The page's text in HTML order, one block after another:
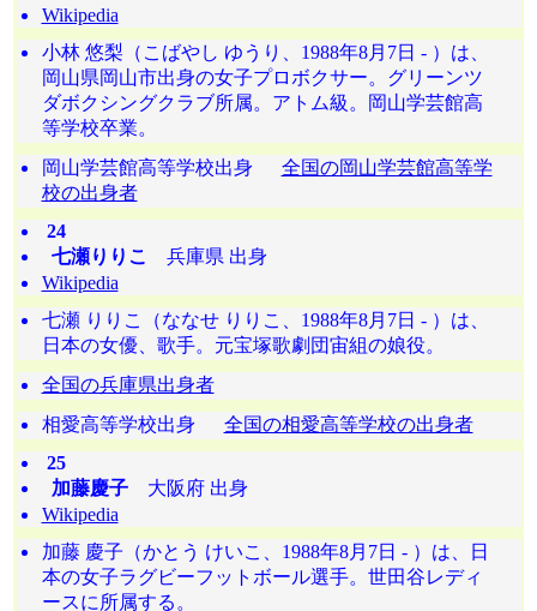
Wikipedia
小林 悠梨（こばやし ゆうり、1988年8月7日 - ）は、
岡山県岡山市出身の女子プロボクサー。グリーンツ
ダボクシングクラブ所属。アトム級。岡山学芸館高
等学校卒業。
岡山学芸館高等学校出身 全国の岡山学芸館高等学
校の出身者
24
七瀬りりこ
兵庫県 出身
Wikipedia
七瀬 りりこ（ななせ りりこ、1988年8月7日 - ）は、
日本の女優、歌手。元宝塚歌劇団宙組の娘役。
全国の兵庫県出身者
相愛高等学校出身 全国の相愛高等学校の出身者
25
加藤慶子大阪府 出身
Wikipedia
加藤 慶子（かとう けいこ、1988年8月7日 - ）は、日
本の女子ラグビーフットボール選手。世田谷レディ
ースに所属する。